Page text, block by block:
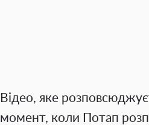
Відео, яке
момент, коли Потап